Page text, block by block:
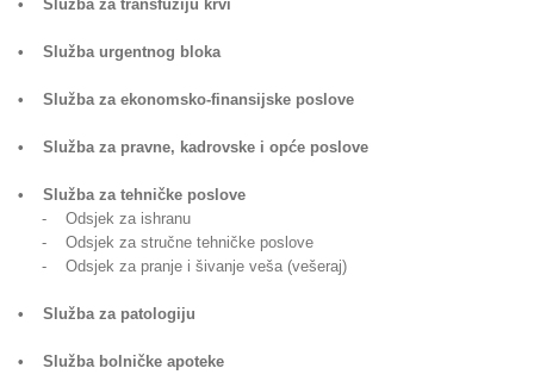
• Služba za transfuziju krvi
• Služba urgentnog bloka
• Služba za ekonomsko-finansijske poslove
• Služba za pravne, kadrovske i opće poslove
• Služba za tehničke poslove
- Odsjek za ishranu
- Odsjek za stručne tehničke poslove
- Odsjek za pranje i šivanje veša (vešeraj)
• Služba za patologiju
• Služba bolničke apoteke